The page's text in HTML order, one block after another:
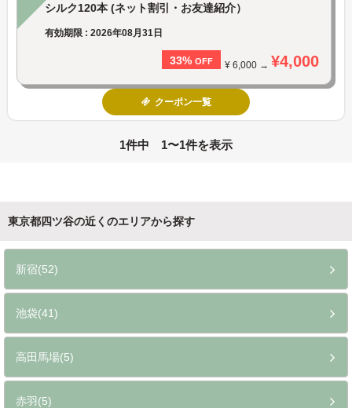
シルク120本 (ネット割引・お友達紹介）
有効期限 : 2026年08月31日
33% OFF ¥ 6,000 → ¥4,000
クーポン一覧
1件中 1〜1件を表示
東京都四ツ谷の近くのエリアから探す
新宿(52)
池袋(41)
高田馬場(5)
赤羽(5)